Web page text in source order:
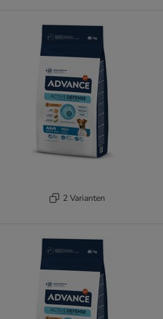
2 Varianten